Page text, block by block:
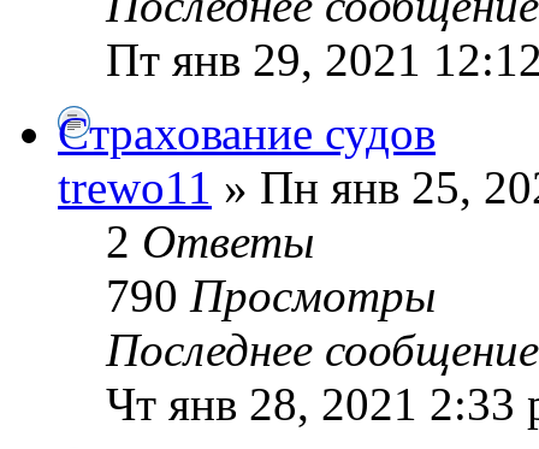
Пт янв 29, 2021
Cтрахование судов
trewo11 » Пн янв 25,
2 Ответы
790 Просмотры
Последнее
Чт янв 28, 2021 2:33